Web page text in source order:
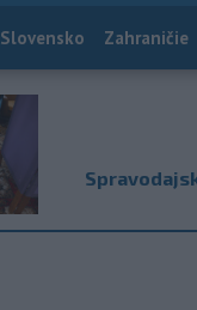
Slovensko Zahraničie